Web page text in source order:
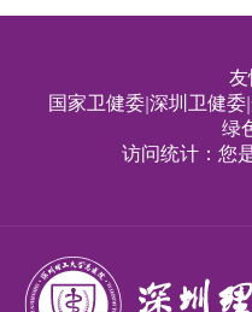
友
国家卫健委 深圳卫健委
绿
访问统计：您